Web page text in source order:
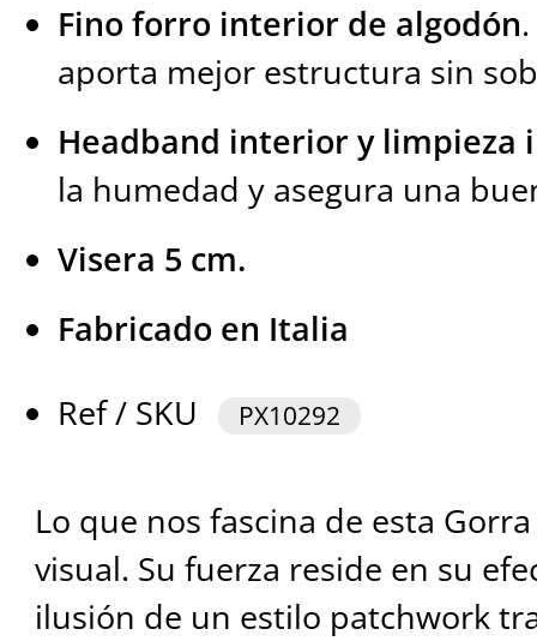
Fino forro interior de algodón
aporta mejor estructura sin
Headband interior y limpieza
la humedad y asegura una
Visera 5 cm.
Fabricado en Italia
Ref / SKU
PX10292
Lo que nos fascina de esta
visual. Su fuerza reside en su
ilusión de un estilo patchwork